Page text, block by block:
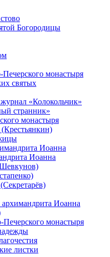
Богородицы
Печерского монастыря
святых
«Колокольчик»
странник»
монастыря
Иоанна
Иоанна
Иоанна
монастыря
листки